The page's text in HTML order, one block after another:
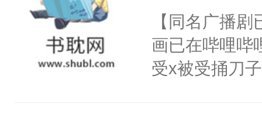
不愧是大佬
悉，嗷？这不
可以先看仙帝
名蛇蛇，跟
不知道，那小
头，魔尊墨宴
宴：柳折枝你
【同名广播
画已在哔哩哔
受x被受捅刀